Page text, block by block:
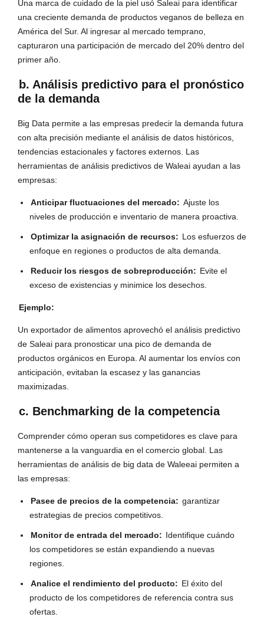
Una marca de cuidado de la piel usó Saleai para identificar
una creciente demanda de productos veganos de belleza en
América del Sur. Al ingresar al mercado temprano,
capturaron una participación de mercado del 20% dentro del
primer año.
b. Análisis predictivo para el pronóstico
de la demanda
Big Data permite a las empresas predecir la demanda futura
con alta precisión mediante el análisis de datos históricos,
tendencias estacionales y factores externos. Las
herramientas de análisis predictivos de Waleai ayudan a las
empresas:
Anticipar fluctuaciones del mercado: Ajuste los
niveles de producción e inventario de manera proactiva.
Optimizar la asignación de recursos: Los esfuerzos de
enfoque en regiones o productos de alta demanda.
Reducir los riesgos de sobreproducción: Evite el
exceso de existencias y minimice los desechos.
Ejemplo:
Un exportador de alimentos aprovechó el análisis predictivo
de Saleai para pronosticar una pico de demanda de
productos orgánicos en Europa. Al aumentar los envíos con
anticipación, evitaban la escasez y las ganancias
maximizadas.
c. Benchmarking de la competencia
Comprender cómo operan sus competidores es clave para
mantenerse a la vanguardia en el comercio global. Las
herramientas de análisis de big data de Waleeai permiten a
las empresas:
Pasee de precios de la competencia: garantizar
estrategias de precios competitivos.
Monitor de entrada del mercado: Identifique cuándo
los competidores se están expandiendo a nuevas
regiones.
Analice el rendimiento del producto: El éxito del
producto de los competidores de referencia contra sus
ofertas.